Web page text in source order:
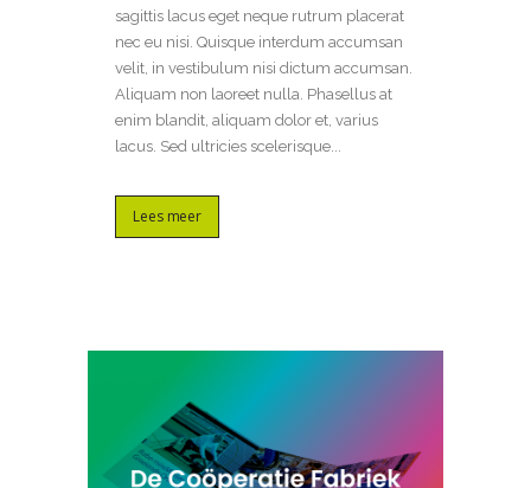
sagittis lacus eget neque rutrum placerat
nec eu nisi. Quisque interdum accumsan
velit, in vestibulum nisi dictum accumsan.
Aliquam non laoreet nulla. Phasellus at
enim blandit, aliquam dolor et, varius
lacus. Sed ultricies scelerisque...
Lees meer